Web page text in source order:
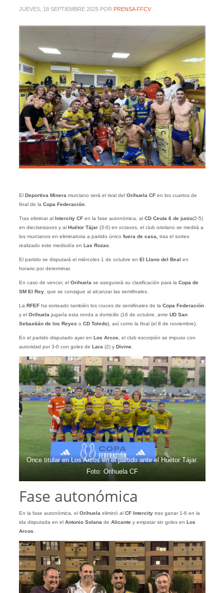
JUEVES, 18 SEPTIEMBRE 2025 POR PRENSA FFCV
El Deportiva Minera murciano será el rival del Orihuela CF en los cuartos de
final de la Copa Federación.
Tras eliminar al Intercity CFen la fase autonómica, al CD Ceuta 6 de junio(2-5)
en dieciseisavos y al Huétor Tájar(3-0) en octavos, el club oriolano se medirá a
los murcianos en eliminatoria a partido único fuera de casa,
tras el sorteo
realizado este mediodía en Las Rozas
El partido se disputará el miércoles 1 de octubre en El Llano del Beal en
horario por determinar.
En caso de vencer, el Orihuela se asegurará su clasificación para la Copa de
SM El Rey, que se consigue al alcanzar las semifinales.
La RFEFha sorteado también los cruces de semifinales de la Copa Federación
y el Orihuela jugaría esta ronda a domicilio (16 de octubre, ante UD San
Sebastián de los Reyes o CD Toledo), así como la final (el 8 de noviembre).
En el partido disputado ayer en Los Arcos , el club escorpión se impuso con
autoridad por 3-0 con goles de Lara (2) y Divine.
Once titular en Los Arcos en el partido ante el Huétor Tájar.
Foto: Orihuela CF
Fase autonómica
En la fase autonómica, el Orihuela eliminó al CF Intercity tras ganar 1-6 en la
ida disputada en el Antonio Solana de Alicantey empatar sin goles en Los
Arcos